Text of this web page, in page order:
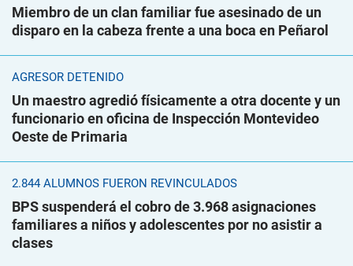
Miembro de un clan familiar fue asesinado de un
disparo en la cabeza frente a una boca en Peñarol
AGRESOR DETENIDO
Un maestro agredió físicamente a otra docente y un
funcionario en oficina de Inspección Montevideo
Oeste de Primaria
2.844 ALUMNOS FUERON REVINCULADOS
BPS suspenderá el cobro de 3.968 asignaciones
familiares a niños y adolescentes por no asistir a
clases